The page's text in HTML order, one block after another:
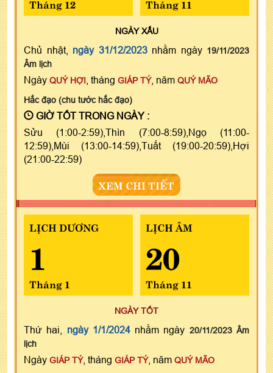
Tháng 12 Tháng 11
NGÀYXẤU
Chủ nhật, ngày 31/12/2023nhằm ngày 19/11/2023
Âm lịch
Ngày QUÝ HỢI , tháng GIÁP TÝ, năm QUÝ MÃO
Hắc đạo (chu tước hắc đạo)
GIỜ TỐT TRONG NGÀY :
Sửu (1:00-2:59),Thìn (7:00-8:59),Ngọ (11:00-
12:59),Mùi (13:00-14:59),Tuất (19:00-20:59),Hợi
(21:00-22:59)
XEM CHI TIẾT
LỊCH DƯƠNG
1
Tháng 1
LỊCH ÂM
20
Tháng 11
NGÀY TỐT
Thứ hai, ngày 1/1/2024nhằm ngày 20/11/2023 Âm
lịch
Ngày GIÁP TÝ, tháng GIÁP TÝ, năm QUÝ MÃO